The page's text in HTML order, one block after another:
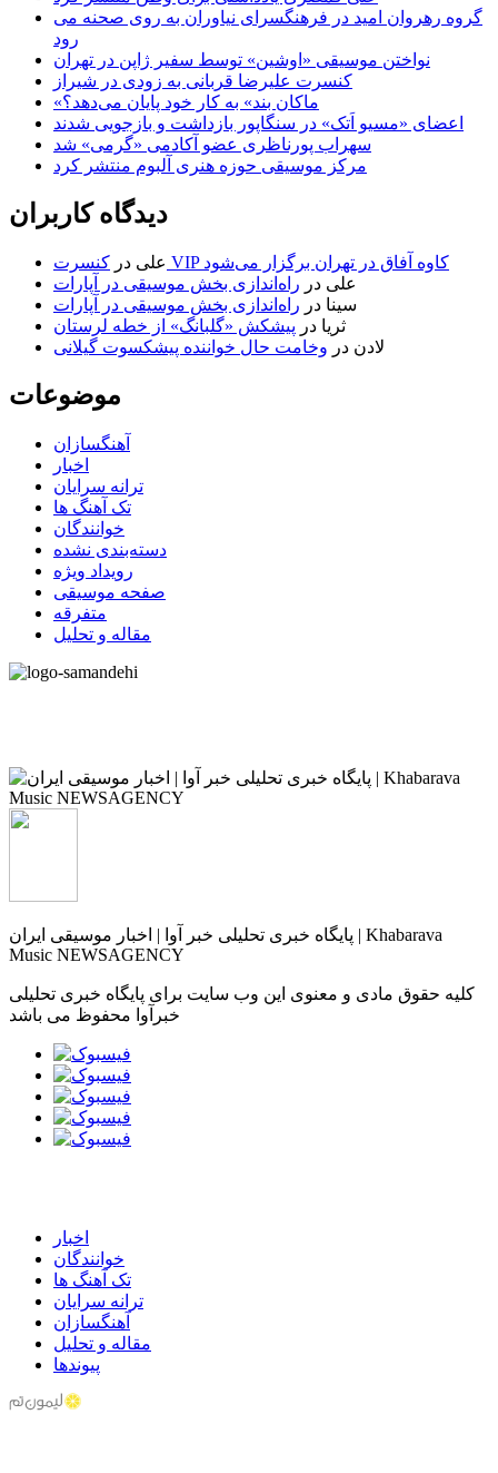
گروه رهروان امید در فرهنگسرای نیاوران به روی صحنه می
رود
نواختن موسیقی «اوشین» توسط سفیر ژاپن در تهران
کنسرت علیرضا قربانی به زودی در شیراز
«ماکان بند» به کار خود پایان می‌دهد؟
اعضای «مسیو اَتک» در سنگاپور بازداشت و بازجویی شدند
سهراب پورناظری عضو آکادمی «گرمی» شد
مرکز موسیقی حوزه هنری آلبوم منتشر کرد
دیدگاه کاربران
علی در
کنسرت VIP کاوه آفاق در تهران برگزار می‌شود
علی در راه‌اندازی بخش موسیقی در آپارات
سینا در راه‌اندازی بخش موسیقی در آپارات
ثریا در پیشکش «گلبانگ» از خطه لرستان
لادن در وخامت حال خواننده پیشکسوت گیلانی
موضوعات
آهنگسازان
اخبار
ترانه سرایان
تک آهنگ ها
خوانندگان
دسته‌بندی نشده
رویداد ویژه
صفحه موسیقی
متفرقه
مقاله و تحلیل
پایگاه خبری تحلیلی خبر آوا | اخبار موسیقی ایران | Khabarava
Music NEWSAGENCY
کلیه حقوق مادی و معنوی این وب سایت برای پایگاه خبری تحلیلی
خبرآوا محفوظ می باشد
اخبار
خوانندگان
تک آهنگ ها
ترانه سرایان
آهنگسازان
مقاله و تحلیل
پیوندها